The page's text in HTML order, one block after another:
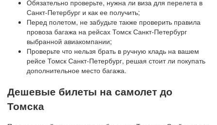
Обязательно проверьте, нужна ли виза для перелета в
Санкт-Петербург и как ее получить;
Перед полетом, не забудьте также проверить правила
провоза багажа на рейсах Томск Санкт-Петербург
выбранной авиакомпании;
Проверьте что нельзя брать в ручную кладь на вашем
рейсе Томск Санкт-Петербург, решая стоит ли покупать
дополнительное место багажа.
Дешевые билеты на самолет до
Томска